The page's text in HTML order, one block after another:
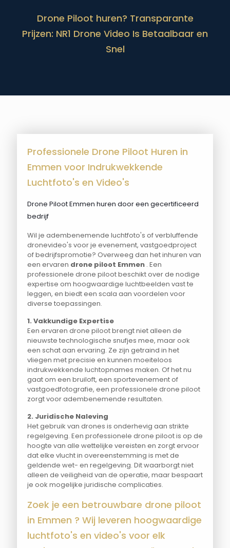
Drone Piloot huren? Transparante
Prijzen: NR1 Drone Video Is Betaalbaar en
Snel
Professionele Drone Piloot Huren in
Emmen voor Indrukwekkende
Luchtfoto's en Video's
Drone Piloot Emmen huren door een gecertificeerd
bedrijf
Wil je adembenemende luchtfoto's of verbluffende
dronevideo's voor je evenement, vastgoedproject
of bedrijfspromotie? Overweeg dan het inhuren van
een ervaren drone piloot Emmen . Een
professionele drone piloot beschikt over de nodige
expertise om hoogwaardige luchtbeelden vast te
leggen, en biedt een scala aan voordelen voor
diverse toepassingen.
1. Vakkundige Expertise
Een ervaren drone piloot brengt niet alleen de
nieuwste technologische snufjes mee, maar ook
een schat aan ervaring. Ze zijn getraind in het
vliegen met precisie en kunnen moeiteloos
indrukwekkende luchtopnames maken. Of het nu
gaat om een bruiloft, een sportevenement of
vastgoedfotografie, een professionele drone piloot
zorgt voor adembenemende resultaten.
2. Juridische Naleving
Het gebruik van drones is onderhevig aan strikte
regelgeving. Een professionele drone piloot is op de
hoogte van alle wettelijke vereisten en zorgt ervoor
dat elke vlucht in overeenstemming is met de
geldende wet- en regelgeving. Dit waarborgt niet
alleen de veiligheid van de operatie, maar bespaart
je ook mogelijke juridische complicaties.
Zoek je een betrouwbare drone piloot
in Emmen ? Wij leveren hoogwaardige
luchtfoto's en video's voor elk